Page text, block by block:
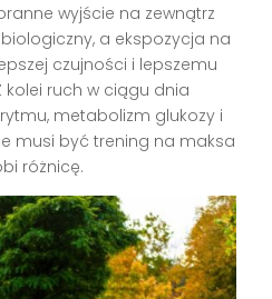
wyjście na zewnątrz
a ekspozycja na
czujności i lepszemu
kolei ruch w ciągu dnia
metabolizm glukozy i
musi być trening na maksa
różnicę.